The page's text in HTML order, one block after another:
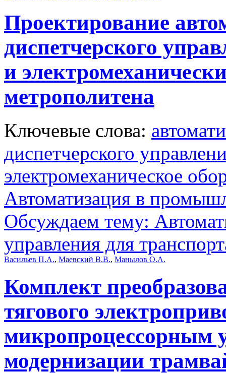
Проектирование
диспетчерского
и
метрополитена
Ключевые слова:
диспетчерского
электромеханическое
Автоматизация в
Обсуждаем тему:
управления для
Васильев П.А., Маевский В.В., Манылов О.А.
Комплект
тягового
микропроцессорным
модернизации